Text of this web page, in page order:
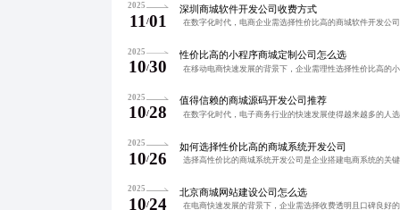
2025
11 /01
深圳商城软件开发公司收费方式
2025
10/30
性价比高的小程序商城定制公司怎么选
2025
10/28
值得信赖的商城源码开发公司推荐
2025
10/26
如何选择性价比高的商城系统开发公司
2025
10/24
北京商城网站建设公司怎么选